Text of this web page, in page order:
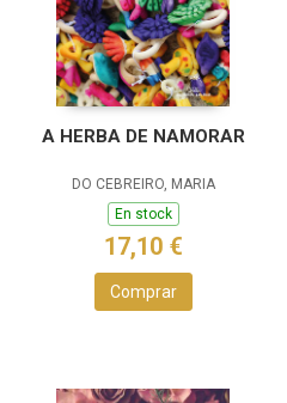
A HERBA DE NAMORAR
DO CEBREIRO, MARIA
En stock
17,10 €
Comprar